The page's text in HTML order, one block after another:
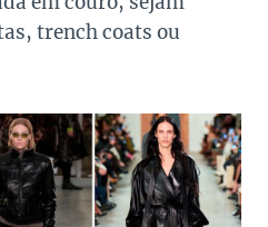
trench coats ou